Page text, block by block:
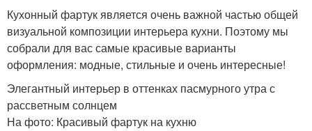
Кухонный фартук является очень важной частью общей
визуальной композиции интерьера кухни. Поэтому мы
собрали для вас самые красивые варианты
оформления: модные, стильные и очень интересные!
Элегантный интерьер в оттенках пасмурного утра с
рассветным солнцем
На фото: Красивый фартук на кухню